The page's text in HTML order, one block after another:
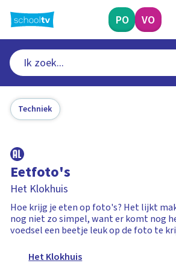
naar
hoofdinhoud
PO VO
Techniek
Eetfoto's
Het Klokhuis
Hoe krijg je eten op foto's? Het lijkt
nog niet zo simpel, want er komt nog
voedsel een beetje leuk op de foto te
Het Klokhuis